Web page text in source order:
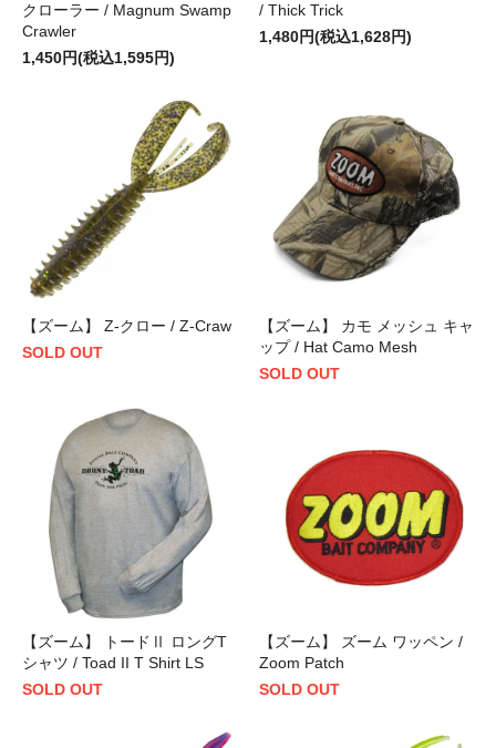
クローラー / Magnum Swamp
Crawler
1,450円(税込1,595円)
/ Thick Trick
1,480円(税込1,628円)
【ズーム】 Z-クロー / Z-Craw
SOLD OUT
【ズーム】 カモ メッシュ キャ
ップ / Hat Camo Mesh
SOLD OUT
【ズーム】 トードⅡ ロングT
シャツ / Toad II T Shirt LS
SOLD OUT
【ズーム】 ズーム ワッペン /
Zoom Patch
SOLD OUT